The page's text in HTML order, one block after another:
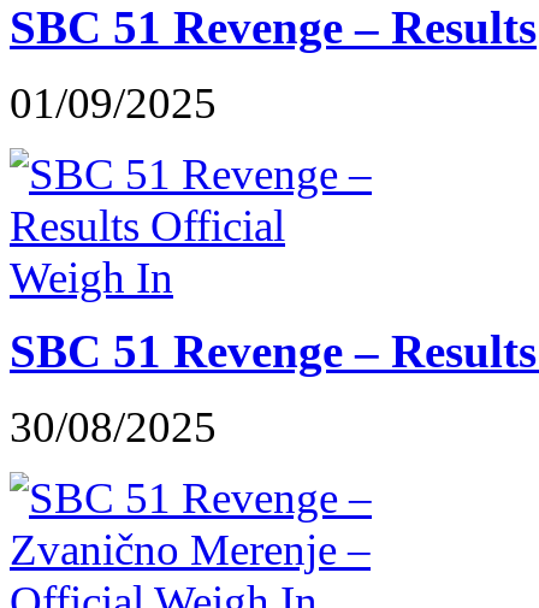
SBC 51 Revenge – Results
01/09/2025
SBC 51 Revenge –
30/08/2025